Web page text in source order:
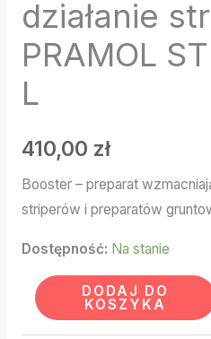
działanie
PRAMOL
L
410,00 zł
Booster – preparat
striperów i preparatów
Dostępność: Na stanie
DODAJ DO
KOSZYKA